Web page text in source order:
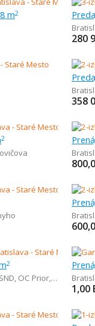
m2
280
358
2
2
OC Prior, OC Eurovea
1,00